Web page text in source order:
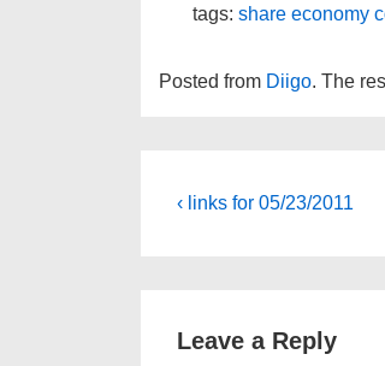
tags: share economy
Posted from Diigo. The
Post
Previous
‹ links for 05/23/2011
Leave a Reply